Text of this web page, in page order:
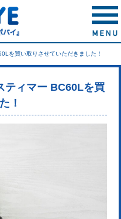
を買い取りさせていただきました！
ティマー BC60Lを買
！